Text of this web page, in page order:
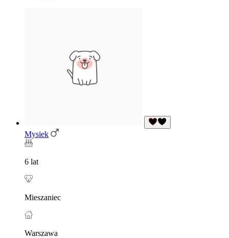
Mysiek
6 lat
Mieszaniec
Warszawa